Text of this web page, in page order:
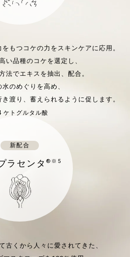
もつコケの力をスキンケアに応用。
い品種のコケを選定し、
法でエキスを抽出、配合。
のめぐりを高め、
渡り、蓄えられるように促します。
トグルタル酸
新配合
ラセンタ ®※5
古くから人々に愛されてきた、